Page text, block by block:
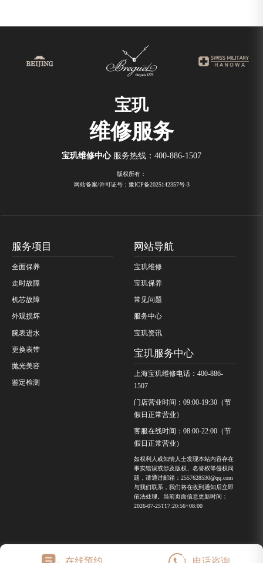
宝玑
维修服务
宝玑维修中心 服务热线： 400-886-1507
版权所有：
网站备案/许可证号：豫ICP备2025142357号-3
服务项目
全面保养
走时故障
机芯故障
外观损坏
腕表进水
更换表带
抛光美容
鉴定检测
网站导航
宝玑维修
宝玑保养
常见问题
服务中心
宝玑资讯
宝玑服务中心
上海宝玑维修电话：400-886-
1507
门店营业时间：09:00-19:30（节
假日正常营业）
客服在线时间：08:00-22:00（节
假日正常营业）
如权利人或知情人士发现本站内容存在
事实错误或涉及版权、名誉权等侵权问
题，请通过邮箱：2557628530@qq.com
与我们联系，我们将在收到通知后立即
依法处理。当前页面信息更新时间：
2026-07-25T17:20:56+08:00
在线预约 电话咨询